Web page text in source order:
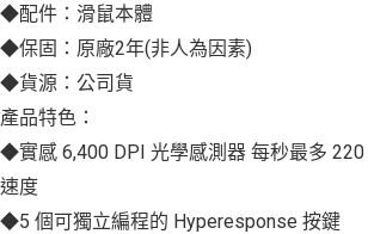
◆配件：滑鼠本體
◆保固：原廠2年(非人為因素)
◆貨源：公司貨
產品特色：
◆實感 6,400 DPI 光學感測器 每秒最多 220
速度
◆5 個可獨立編程的 Hyperesponse 按鍵